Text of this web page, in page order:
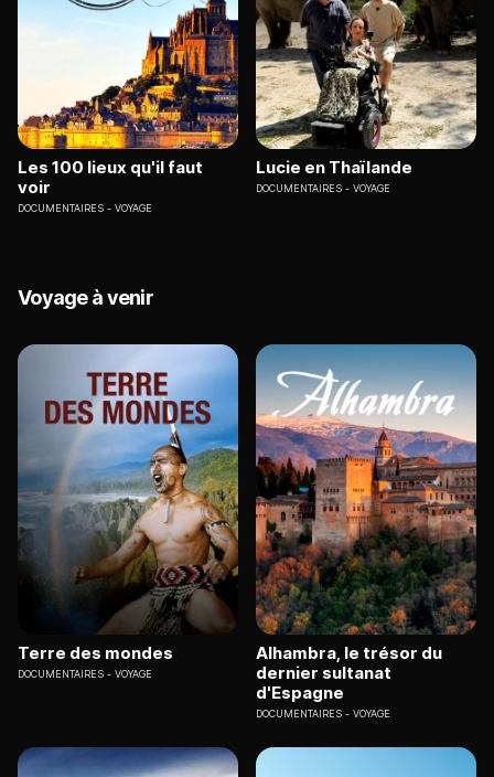
Les 100 lieux qu'il faut
voir
DOCUMENTAIRES VOYAGE
Lucie en Thaïlande
DOCUMENTAIRES VOYAGE
Voyage à venir
Terre des mondes
DOCUMENTAIRES VOYAGE
Alhambra, le trésor du
dernier sultanat
d'Espagne
DOCUMENTAIRES VOYAGE